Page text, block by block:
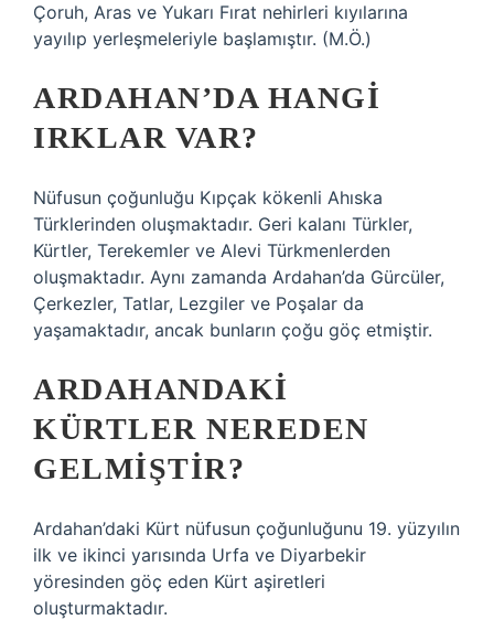
Çoruh, Aras ve Yukarı Fırat nehirleri kıyılarına
yayılıp yerleşmeleriyle başlamıştır. (M.Ö.)
ARDAHAN’DA HANGI
IRKLAR VAR?
Nüfusun çoğunluğu Kıpçak kökenli Ahıska
Türklerinden oluşmaktadır. Geri kalanı Türkler,
Kürtler, Terekemler ve Alevi Türkmenlerden
oluşmaktadır. Aynı zamanda Ardahan’da Gürcüler,
Çerkezler, Tatlar, Lezgiler ve Poşalar da
yaşamaktadır, ancak bunların çoğu göç etmiştir.
ARDAHANDAKI
KÜRTLER NEREDEN
GELMIŞTIR?
Ardahan’daki Kürt nüfusun çoğunluğunu 19. yüzyılın
ilk ve ikinci yarısında Urfa ve Diyarbekir
yöresinden göç eden Kürt aşiretleri
oluşturmaktadır.